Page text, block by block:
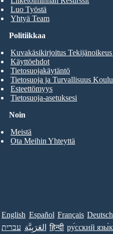
Luo Työstä
Yhtyä Team
Noin
Meistä
Ota Meihin Yhteyttä
Politiikkaa
Kuvakäsikirjoitus
Käyttöehdot
Tietosuojakäytäntö
Tietosuoja ja Turvallisuus
Esteettömyys
Tietosuoja-asetuksesi
English Español Français Deutsch
עברית العَرَبِيَّة हिन्दी ру́сский язы́к